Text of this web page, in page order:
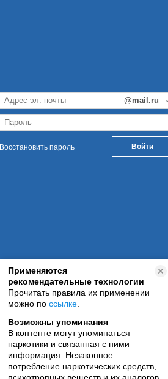
Восстановить пароль
Применяются
рекомендательные технологии
Прочитать правила их применении
можно по ссылке
Возможны упоминания
В контенте могут упоминаться
наркотики и связанная с ними
информация. Незаконное
потребление наркотических средств,